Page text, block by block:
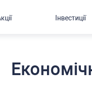
Інвестиції